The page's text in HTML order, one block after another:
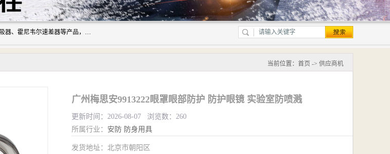
北京中创汇安科贸有限公司专业生产救援三脚架、天鹰4X气体检测仪、梅思安空气呼吸器、霍尼韦尔速差器等产品，品质保障，价格合理，欢迎在线致电咨询。
当前位置： 首页 -> 供应商机
广州梅思安9913222眼罩眼部防护 防护眼镜 实验室防喷溅
更新时间：2026-08-07 浏览数：260
所属行业： 安防 防身用具
发货地址：北京市朝阳区